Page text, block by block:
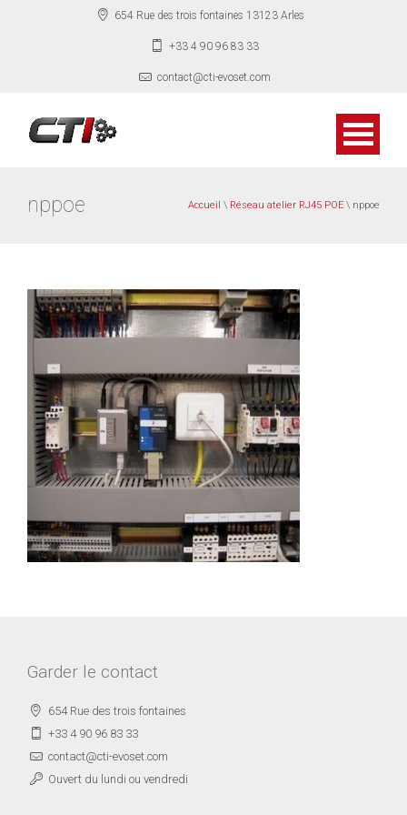
654 Rue des trois fontaines 13123 Arles
+33 4 90 96 83 33
contact@cti-evoset.com
nppoe Accueil \ Réseau atelier RJ45 POE \ nppoe
Garder le contact
654 Rue des trois fontaines
+33 4 90 96 83 33
contact@cti-evoset.com
Ouvert du lundi ou vendredi